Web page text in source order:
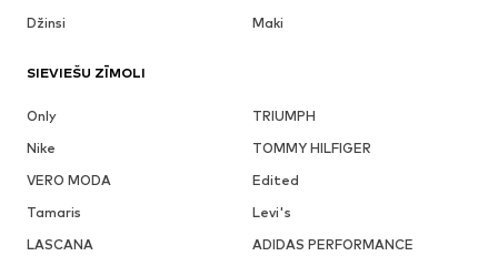
Džinsi
Maki
SIEVIEŠU ZĪMOLI
Only
TRIUMPH
Nike
TOMMY HILFIGER
VERO MODA
Edited
Tamaris
Levi's
LASCANA
ADIDAS PERFORMANCE